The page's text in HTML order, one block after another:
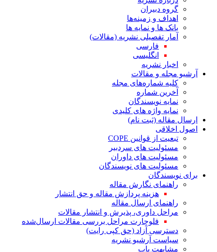
گروه دبیران
اهداف و زمینه‌ها
بانک ها و نمایه ها
آمار تفصیلی نشریه (مقالات)
فارسی
انگلیسی
اخبار نشریه
آرشیو مجله و مقالات
کلیه شماره‌های مجله
آخرین شماره
نمایه نویسندگان
نمایه واژه های کلیدی
ارسال مقاله (ثبت نام)
اصول اخلاقی
تبعیت از قوانین COPE
مسئولیت های سردبیر
مسئولیت های داوران
مسئولیت های نویسندگان
برای نویسندگان
راهنمای نگارش مقاله
هزینه پردازش مقاله و حق انتشار
راهنمای ارسال مقاله
مراحل داوری، پذیرش و انتشار مقالات
فلوچارت مراحل بررسی مقالات ارسال‌شده
دسترسی آزاد (حق کپی رایت)
سیاست آرشیو نشریه
مشابهت یاب